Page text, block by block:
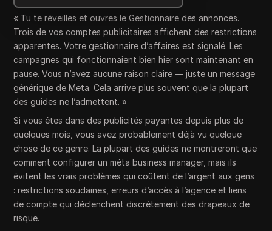
« Tu te réveilles et ouvres le Gestionnaire des annonces.
Trois de vos comptes publicitaires affichent des restrictions
apparentes. Votre gestionnaire d’affaires est signalé. Les
campagnes qui fonctionnaient bien hier sont maintenant en
pause. Vous n’avez aucune raison claire — juste un message
générique de Meta. Cela arrive plus souvent que la plupart
des guides ne l’admettent. »
Si vous êtes dans des publicités payantes depuis plus de
quelques mois, vous avez probablement déjà vu quelque
chose de ce genre. La plupart des guides ne montreront que
comment configurer un méta business manager, mais ils
évitent les vrais problèmes qui coûtent de l’argent aux gens
: restrictions soudaines, erreurs d’accès à l’agence et liens
de compte qui déclenchent discrètement des drapeaux de
risque.